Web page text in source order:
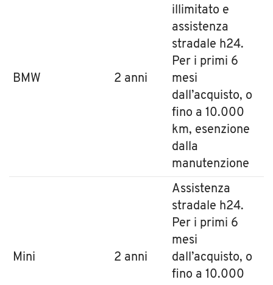
BMW 2 anni
illimitato e
assistenza
stradale h24.
Per i primi 6
mesi
dall’acquisto, o
fino a 10.000
km, esenzione
dalla
manutenzione
Mini 2 anni
Assistenza
stradale h24.
Per i primi 6
mesi
dall’acquisto, o
fino a 10.000